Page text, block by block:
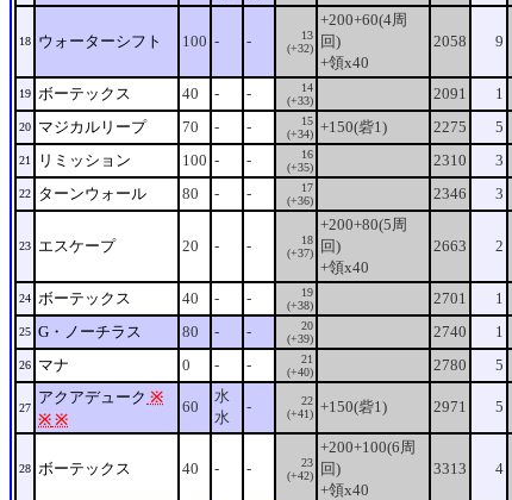
18 ウォーターシフト 100 - -
13
(+32)
+200+60(4周
回)
+領x40
2058 9
19 ボーテックス 40 - -
14
(+33)
2091 1
20 マジカルリープ 70 - -
15
(+34) +150(砦1) 2275 5
21 リミッション 100 - -
16
(+35)
2310 3
22 ターンウォール 80 - -
17
(+36)
2346 3
23 エスケープ 20 - -
18
(+37)
+200+80(5周
回)
+領x40
2663 2
24 ボーテックス 40 - -
19
(+38)
2701 1
25 G・ノーチラス 80 - -
20
(+39)
2740 1
26 マナ 0 - -
21
(+40)
2780 5
27
アクアデューク ※
※ ※
60
水
水
-
22
(+41) +150(砦1) 2971 5
28 ボーテックス 40 - -
23
(+42)
+200+100(6周
回)
+領x40
3313 4